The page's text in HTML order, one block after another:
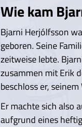
Wie kam
Bjarni Herjólfsson
geboren. Seine
zeitweise lebte.
zusammen mit Erik
beschloss er,
Er machte sich also
aufgrund eines